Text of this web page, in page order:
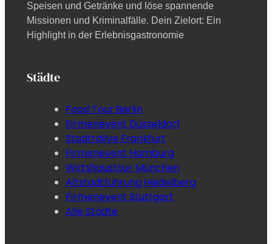
Speisen und Getränke und löse spannende
Missionen und Kriminalfälle. Dein Zielort: Ein
Highlight in der Erlebnisgastronomie
Städte
Food Tour Berlin
Firmenevent Düsseldorf
Stadtrallye Frankfurt
Firmenevent Hamburg
Wirtshaustour München
Altstadtführung Heidelberg
Firmenevent Stuttgart
Alle Städte